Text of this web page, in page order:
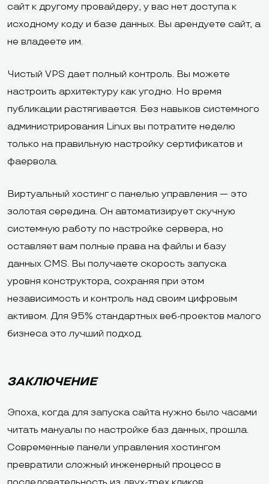
сайт к другому провайдеру, у вас нет доступа к
исходному коду и базе данных. Вы арендуете сайт, а
не владеете им.
Чистый VPS дает полный контроль. Вы можете
настроить архитектуру как угодно. Но время
публикации растягивается. Без навыков системного
администрирования Linux вы потратите неделю
только на правильную настройку сертификатов и
фаервола.
Виртуальный хостинг с панелью управления — это
золотая середина. Он автоматизирует скучную
системную работу по настройке сервера, но
оставляет вам полные права на файлы и базу
данных CMS. Вы получаете скорость запуска
уровня конструктора, сохраняя при этом
независимость и контроль над своим цифровым
активом. Для 95% стандартных веб-проектов малого
бизнеса это лучший подход.
ЗАКЛЮЧЕНИЕ
Эпоха, когда для запуска сайта нужно было часами
читать мануалы по настройке баз данных, прошла.
Современные панели управления хостингом
превратили сложный инженерный процесс в